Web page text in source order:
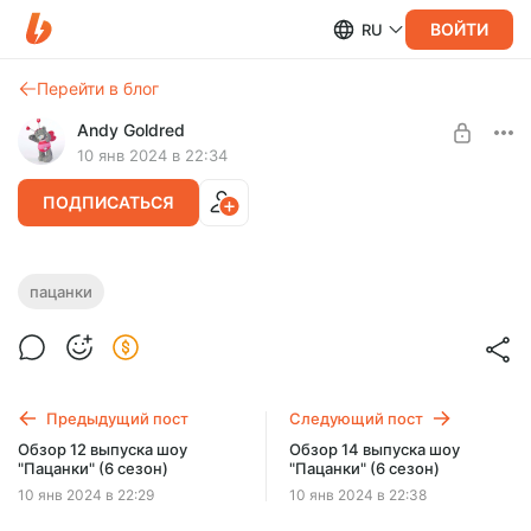
RU ВОЙТИ
Перейти в блог
Andy Goldred
10 янв 2024 в 22:34
ПОДПИСАТЬСЯ
Обзор 13 выпуска шоу "Пацанки" (6
Обзор 13 выпуска шоу "Пацанки" (6 сезон)
пацанки
Предыдущий пост
Обзор 12 выпуска шоу
"Пацанки" (6 сезон)
10 янв 2024 в 22:29
Следующий пост
Обзор 14 выпуска шоу
"Пацанки" (6 сезон)
10 янв 2024 в 22:38